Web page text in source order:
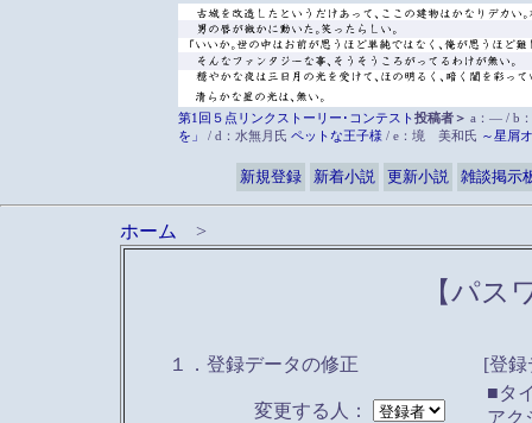
第1回５点リンクストーリー･コンテスト投稿者＞ a：― / b
を」
/ d：水無月氏 ペットな王子様 / e：境 美和氏 ～星屑
新規登録 新着小説 更新小説 雑談掲示
ホーム >
【パス
１．登録データの修正
変更する人：
[登録
■タ
アク